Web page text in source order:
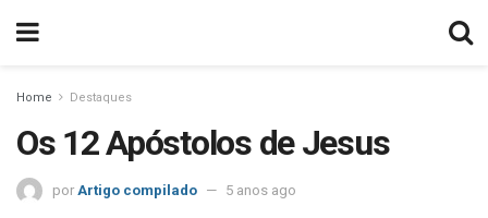
Home Destaques
Os 12 Apóstolos de Jesus
por Artigo compilado 5 anos ago